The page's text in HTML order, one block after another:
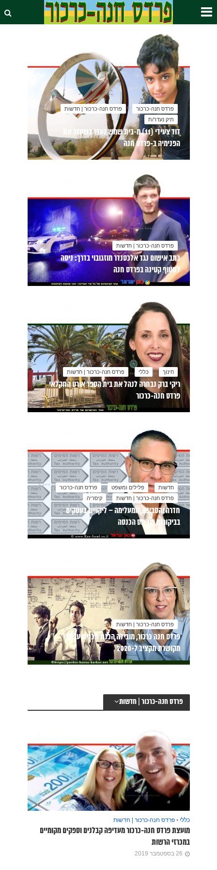
פרדס חנה-כרכור
פרדס חנה-כרכור | חדשות
תיק נעדר/ת
דוד צעידי (11) מ-בית שמש נעדר כשעזב את
הפנימיה ב-פרדס חנה
פרדס חנה-כרכור | חדשות
כתב אישום נגד אלכסנדר מוזגובוי בדרך: ניסה
לחטוף קטינה בפרדס חנה
חינוך כללי פרדס חנה-כרכור | חדשות
ריקי ברק נבחרה לנהל את בית הספר אורט החקלאי
פרדס חנה-כרכור
חדשות פלילים ומשפט
פרדס חנה-כרכור
פרדס חנה-כרכור | חדשות
קיסריה
חדרה והסביבה, המעלימה – ליקויים בעסקים
בביקורות של מס הכנסה
פרדס חנה-כרכור | חדשות
פרדס חנה כרכור, מובילה הכנת תכנית עבודה
מקושרת תקציב ל-2020
פרדס חנה-כרכור | חדשות
כללי • פרדס חנה-כרכור | חדשות
מועצת פרדס חנה-כרכור מעדיפה קבלנים וספקים מקומיים
במכרזי הרשות
26 בספטמבר 2019